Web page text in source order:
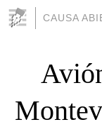
CAUSA